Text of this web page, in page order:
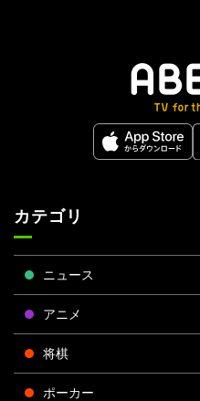
カテゴリ
ニュース
アニメ
将棋
ポーカー